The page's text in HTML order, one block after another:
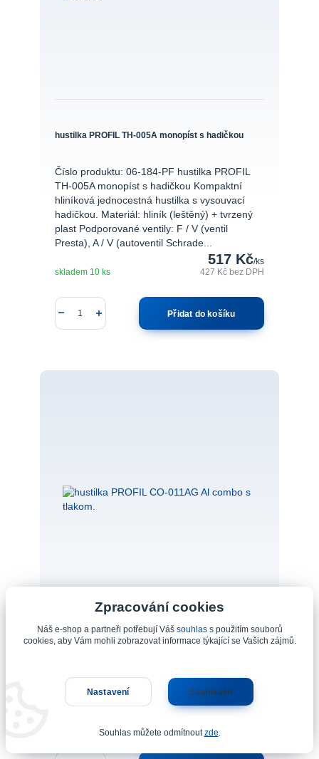
hustilka PROFIL TH-005A monopíst s hadičkou
Číslo produktu: 06-184-PF hustilka PROFIL
TH-005A monopíst s hadičkou Kompaktní
hliníková jednocestná hustilka s vysouvací
hadičkou. Materiál: hliník (leštěný) + tvrzený
plast Podporované ventily: F / V (ventil
Presta), A / V (autoventil Schrade...
517 Kč/ks
427 Kčbez DPH
skladem 10 ks
Přidat do košíku
hustilka PROFIL CO-011AG Al combo s tlakom.
Číslo produktu: 06-176-PF hustilka PROFIL
CO-011AG Al combo s tlakom.
771 Kč
Zpracování cookies
Náš e-shop a partneři potřebují Váš souhlass použitím souborů
cookies, aby Vám mohli zobrazovat informace týkající se Vašich zájmů.
Nastavení Souhlasím
Souhlas můžete odmítnoutzde